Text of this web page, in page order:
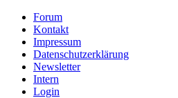
Forum
Kontakt
Impressum
Datenschutzerklärung
Newsletter
Intern
Login